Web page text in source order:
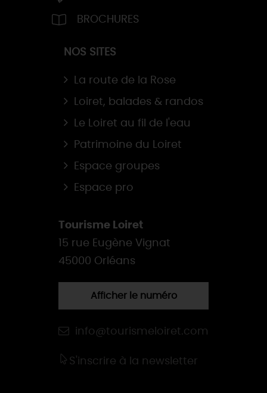
BROCHURES
NOS SITES
La route de la Rose
Loiret, balades & randos
Le Loiret au fil de l'eau
Patrimoine du Loiret
Espace groupes
Espace pro
Tourisme Loiret
15 rue Eugène Vignat
45000 Orléans
Afficher le numéro
info@tourismeloiret.com
S'inscrire à la newsletter